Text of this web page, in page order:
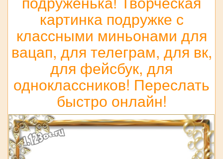
картинка подружке с
классными миньонами для
вацап, для телеграм, для вк,
для фейсбук, для
одноклассников! Переслать
быстро онлайн!